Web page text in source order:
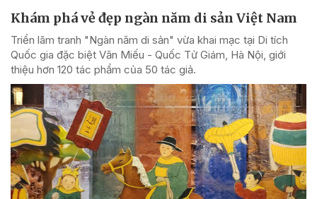
Khám phá vẻ đẹp ngàn năm di sản Việt Nam
Triển lãm tranh "Ngàn năm di sản" vừa khai mạc tại Di tích
Quốc gia đặc biệt Văn Miếu - Quốc Tử Giám, Hà Nội, giới
thiệu hơn 120 tác phẩm của 50 tác giả.